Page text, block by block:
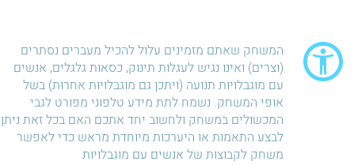
המשחק שאתם מזמינים עלול להכיל מעברים נסתרים
(וצרים) ואינו נגיש לעגלות תינוק, כסאות גלגלים, אנשים
עם מוגבלויות תנועה (ויתכן גם מוגבלויות אחרות) בשל
אופי המשחק. נשמח לתת מידע טלפוני מפורט לגבי
המכשולים במשחק ולחשוב יחד אתכם האם בכל זאת ניתן
לבצע התאמות או היערכות מיוחדת מראש כדי לאפשר
משחק לקבוצות של אנשים עם מוגבלויות